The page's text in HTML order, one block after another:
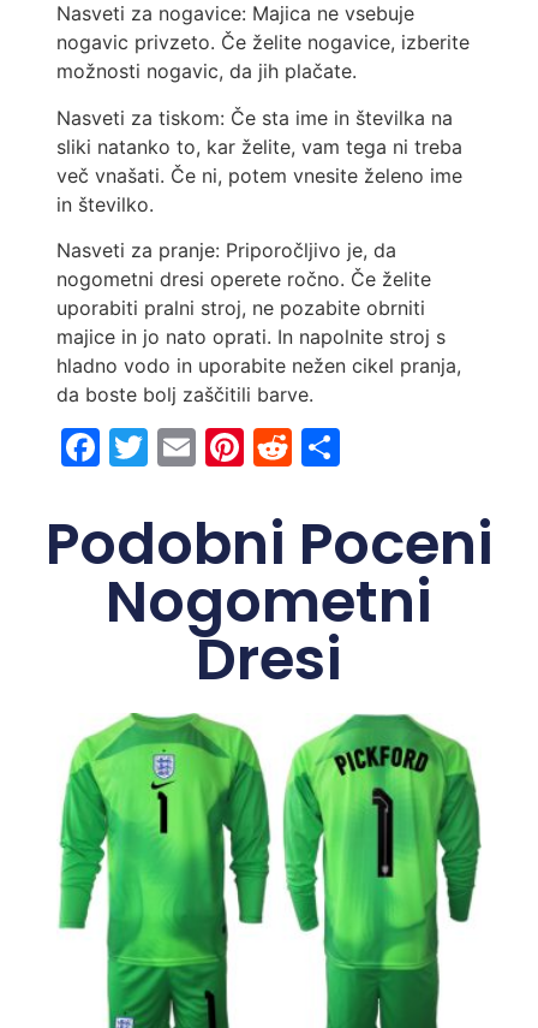
Nasveti za nogavice: Majica ne vsebuje
nogavic privzeto. Če želite nogavice, izberite
možnosti nogavic, da jih plačate.
Nasveti za tiskom: Če sta ime in številka na
sliki natanko to, kar želite, vam tega ni treba
več vnašati. Če ni, potem vnesite želeno ime
in številko.
Nasveti za pranje: Priporočljivo je, da
nogometni dresi operete ročno. Če želite
uporabiti pralni stroj, ne pozabite obrniti
majice in jo nato oprati. In napolnite stroj s
hladno vodo in uporabite nežen cikel pranja,
da boste bolj zaščitili barve.
Facebook
Twitter
EmailPinterest
Reddit
Share
Podobni Poceni
Nogometni
Dresi